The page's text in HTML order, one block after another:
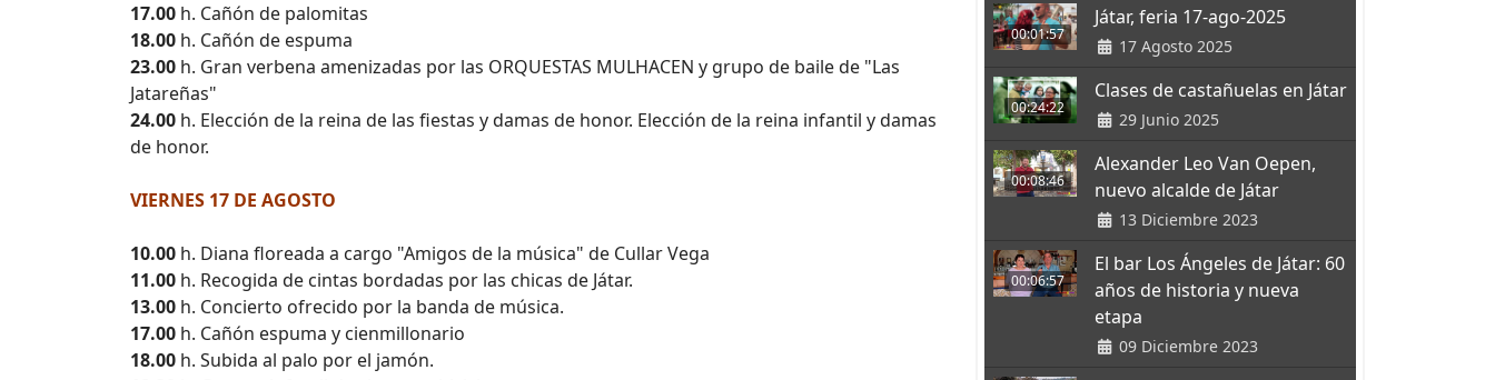
17.00 h. Cañón de palomitas
18.00 h. Cañón de espuma
23.00 h. Gran verbena amenizadas por las ORQUESTAS MULHACEN y grupo de baile de "Las
Jatareñas"
24.00 h. Elección de la reina de las fiestas y damas de honor. Elección de la reina infantil y damas
de honor.
VIERNES 17 DE AGOSTO
10.00 h. Diana floreada a cargo "Amigos de la música" de Cullar Vega
11.00 h. Recogida de cintas bordadas por las chicas de Játar.
13.00 h. Concierto ofrecido por la banda de música.
17.00 h. Cañón espuma y cienmillonario
18.00 h. Subida al palo por el jamón.
00:01:57
Játar, feria 17-ago-2025
17 Agosto 2025
00:24:22
Clases de castañuelas en Játar
29 Junio 2025
00:08:46
Alexander Leo Van Oepen,
nuevo alcalde de Játar
13 Diciembre 2023
00:06:57
El bar Los Ángeles de Játar: 60
años de historia y nueva
etapa
09 Diciembre 2023